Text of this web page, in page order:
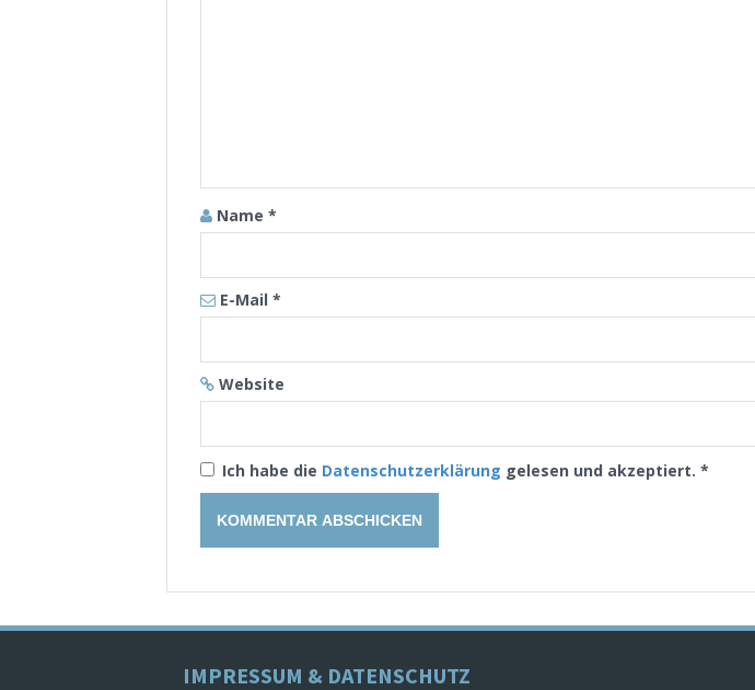
Name *
E-Mail *
Website
Ich habe die Datenschutzerklärung gelesen und akzeptiert. *
IMPRESSUM & DATENSCHUTZ